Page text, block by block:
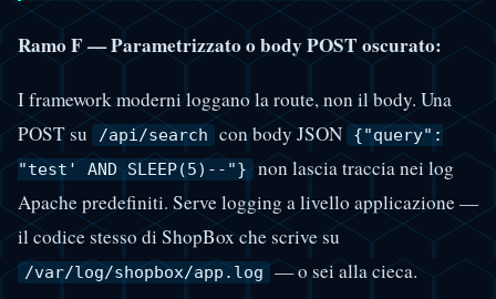
Ramo F — Parametrizzato o body POST oscurato:
I framework moderni loggano la route, non il body. Una
POST su
/api/search con body JSON
{"query":
"test' AND SLEEP(5)--"} non lascia traccia nei log
Apache predefiniti. Serve logging a livello applicazione —
il codice stesso di ShopBox che scrive su
/var/log/shopbox/app.log — o sei alla cieca.